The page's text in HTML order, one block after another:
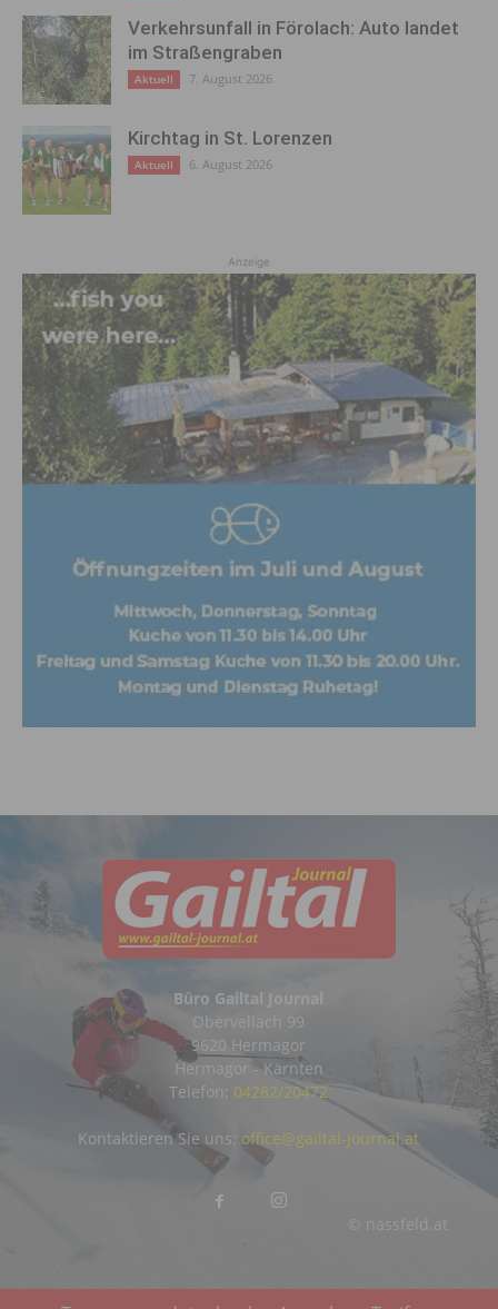
Verkehrsunfall in Förolach: Auto landet
im Straßengraben
Aktuell 7. August 2026
Kirchtag in St. Lorenzen
Aktuell 6. August 2026
Anzeige
Büro Gailtal Journal
Obervellach 99
9620 Hermagor
Hermagor - Kärnten
Telefon: 04282/20472
© nassfeld.at
Kontaktieren Sie uns: office@gailtal-journal.at